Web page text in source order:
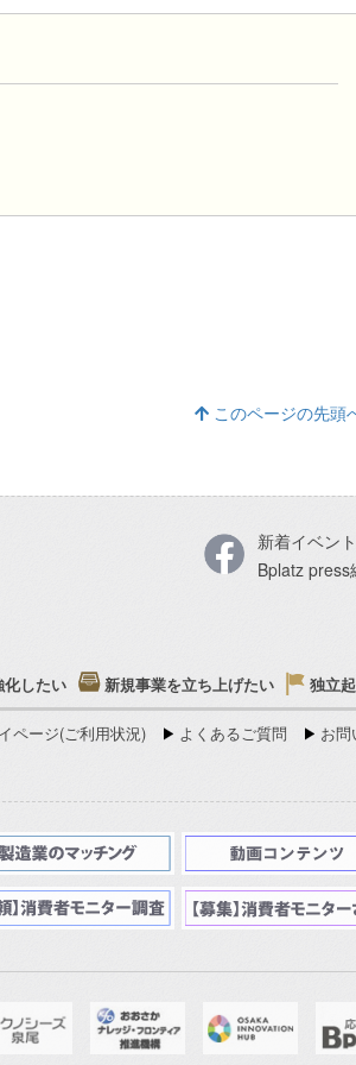
このページの先頭
新着イベン
Bplatz press
化したい 新規事業を立ち上げたい 独立
ページ(ご利用状況) よくあるご質問
お